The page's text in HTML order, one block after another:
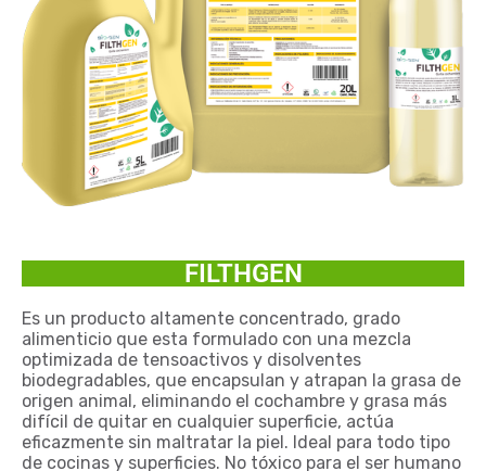
FILTHGEN
Es un producto altamente concentrado, grado
alimenticio que esta formulado con una mezcla
optimizada de tensoactivos y disolventes
biodegradables, que encapsulan y atrapan la grasa de
origen animal, eliminando el cochambre y grasa más
difícil de quitar en cualquier superficie, actúa
eficazmente sin maltratar la piel. Ideal para todo tipo
de cocinas y superficies. No tóxico para el ser humano